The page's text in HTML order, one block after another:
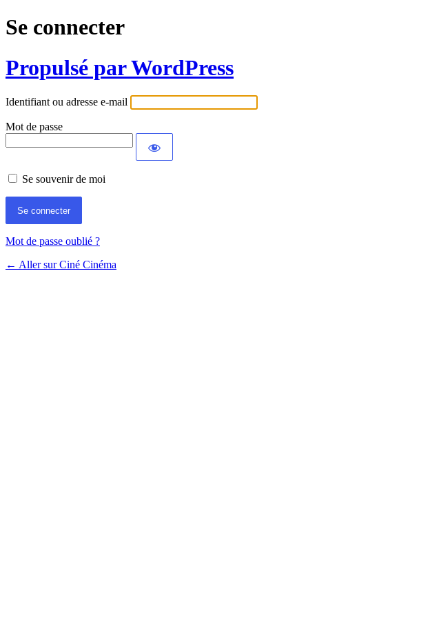
Se connecter
Propulsé par WordPress
Identifiant ou adresse e-mail
Mot de passe
Se souvenir de moi
Mot de passe oublié ?
← Aller sur Ciné Cinéma